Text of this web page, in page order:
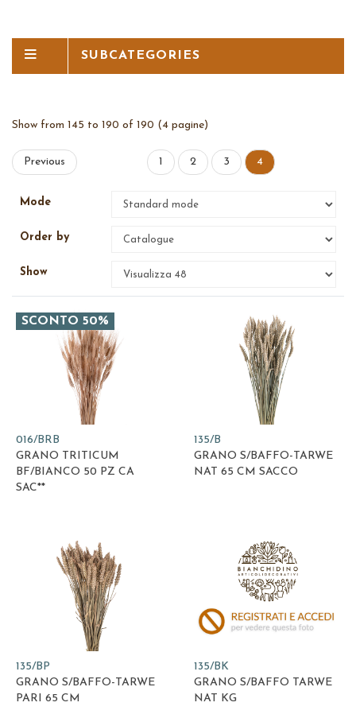
SUBCATEGORIES
Show from 145 to 190 of 190 (4 pagine)
Previous 1 2 3 4
Mode
Order by
Show
016/BRB
GRANO TRITICUM
BF/BIANCO 50 PZ CA
SAC**
SCONTO 50%
135/B
GRANO S/BAFFO-TARWE
NAT 65 CM SACCO
135/BP
GRANO S/BAFFO-TARWE
PARI 65 CM
135/BK
GRANO S/BAFFO TARWE
NAT KG